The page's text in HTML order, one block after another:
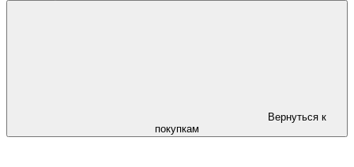
Вернуться к
покупкам